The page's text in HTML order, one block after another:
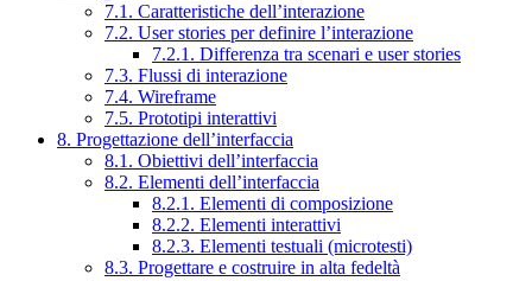
7.1. Caratteristiche dell’interazione
7.2. User stories per definire l’interazione
7.2.1. Differenza tra scenari e user stories
7.3. Flussi di interazione
7.4. Wireframe
7.5. Prototipi interattivi
8. Progettazione dell’interfaccia
8.1. Obiettivi dell’interfaccia
8.2. Elementi dell’interfaccia
8.2.1. Elementi di composizione
8.2.2. Elementi interattivi
8.2.3. Elementi testuali (microtesti)
8.3. Progettare e costruire in alta fedeltà